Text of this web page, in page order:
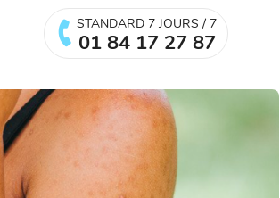
STANDARD 7 JOURS / 7
01 84 17 27 87